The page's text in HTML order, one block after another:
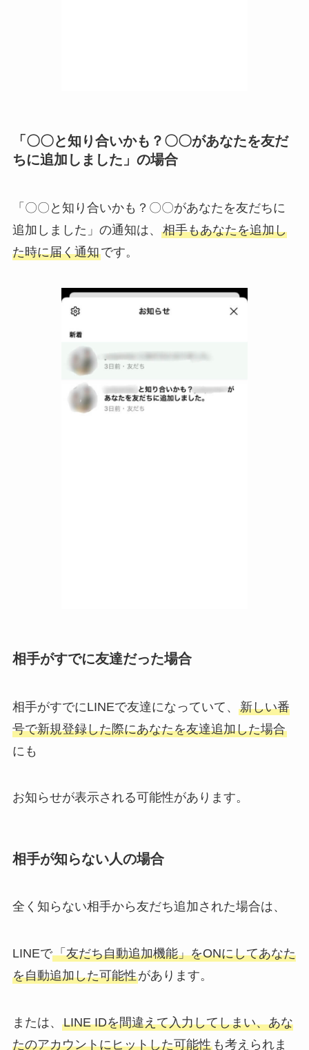
「〇〇と知り合いかも？〇〇があなたを友だ
ちに追加しました」の場合
「〇〇と知り合いかも？〇〇があなたを友だちに
追加しました」の通知は、 相手もあなたを追加し
た時に届く通知です。
相手がすでに友達だった場合
相手がすでにLINEで友達になっていて、 新しい番
号で新規登録した際にあなたを友達追加した場合
にも
お知らせが表示される可能性があります。
相手が知らない人の場合
全く知らない相手から友だち追加された場合は、
LINEで「友だち自動追加機能」をONにしてあなた
を自動追加した可能性があります。
または、 LINE IDを間違えて入力してしまい、あな
たのアカウントにヒットした可能性も考えられま